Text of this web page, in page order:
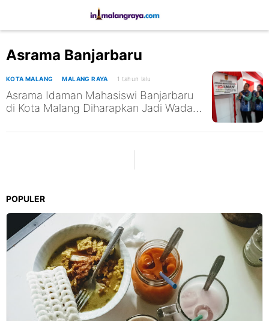
Asrama Banjarbaru
KOTA MALANG MALANG RAYA 1 tahun lalu
Asrama Idaman Mahasiswi Banjarbaru
di Kota Malang Diharapkan Jadi Wadah
POPULER